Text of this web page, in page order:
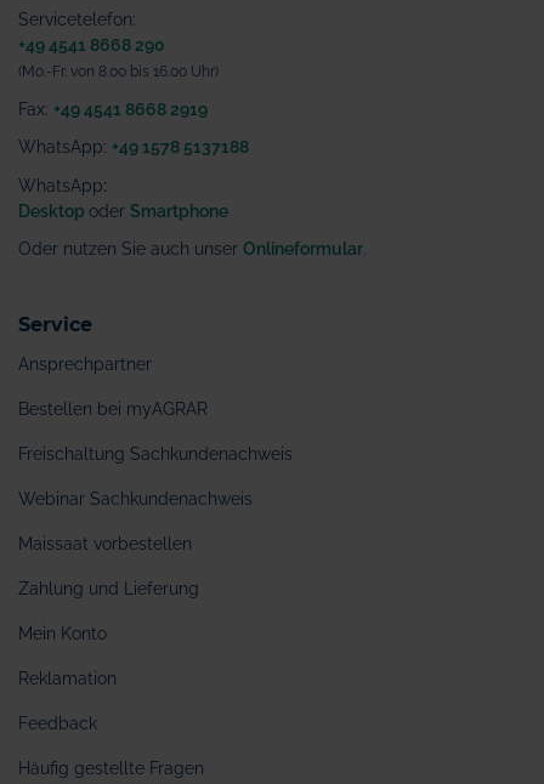
Servicetelefon:
+49 4541 8668 290
(Mo.-Fr. von 8.00 bis 16.00 Uhr)
Fax: +49 4541 8668 2919
WhatsApp: +49 1578 5137188
WhatsApp:
Desktop oder Smartphone
Oder nutzen Sie auch unser Onlineformular
Service
Ansprechpartner
Bestellen bei myAGRAR
Freischaltung Sachkundenachweis
Webinar Sachkundenachweis
Maissaat vorbestellen
Zahlung und Lieferung
Mein Konto
Reklamation
Feedback
Häufig gestellte Fragen